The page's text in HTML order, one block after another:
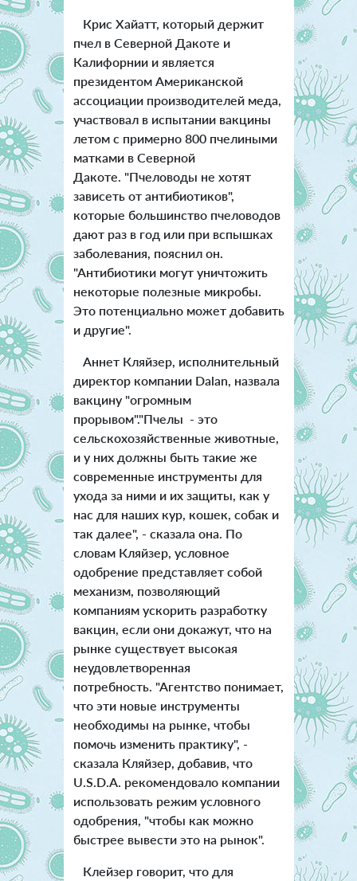
Крис Хайатт, который держит
пчел в Северной Дакоте и
Калифорнии и является
президентом Американской
ассоциации производителей меда,
участвовал в испытании вакцины
летом с примерно 800 пчелиными
матками в Северной
Дакоте. "Пчеловоды не хотят
зависеть от антибиотиков",
которые большинство пчеловодов
дают раз в год или при вспышках
заболевания, пояснил он.
"Антибиотики могут уничтожить
некоторые полезные микробы.
Это потенциально может добавить
и другие".
Аннет Кляйзер, исполнительный
директор компании Dalan, назвала
вакцину "огромным
прорывом"."Пчелы - это
сельскохозяйственные животные,
и у них должны быть такие же
современные инструменты для
ухода за ними и их защиты, как у
нас для наших кур, кошек, собак и
так далее", - сказала она. По
словам Кляйзер, условное
одобрение представляет собой
механизм, позволяющий
компаниям ускорить разработку
вакцин, если они докажут, что на
рынке существует высокая
неудовлетворенная
потребность. "Агентство понимает,
что эти новые инструменты
необходимы на рынке, чтобы
помочь изменить практику", -
сказала Кляйзер, добавив, что
U.S.D.A. рекомендовало компании
использовать режим условного
одобрения, "чтобы как можно
быстрее вывести это на рынок".
Клейзер говорит, что для